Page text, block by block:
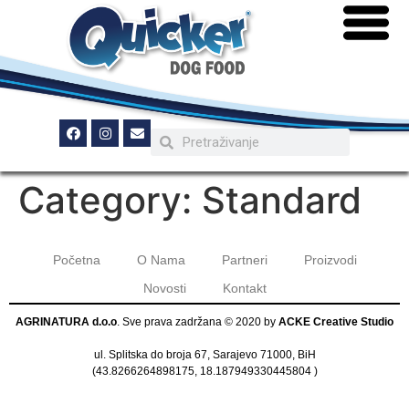
Category: Standard
Početna O Nama Partneri
Proizvodi
Novosti
Kontakt
AGRINATURA d.o.o. Sve prava zadržana © 2020 by ACKE Creative Studio
ul. Splitska do broja 67, Sarajevo 71000, BiH
(43.8266264898175, 18.187949330445804)